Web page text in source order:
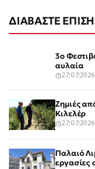
ΔΙΑΒΑΣΤΕ
3ο
αυλαία
27/07/
Ζημιές
Κιλελέρ
27/07/2026
Παλαιό
εργασίες